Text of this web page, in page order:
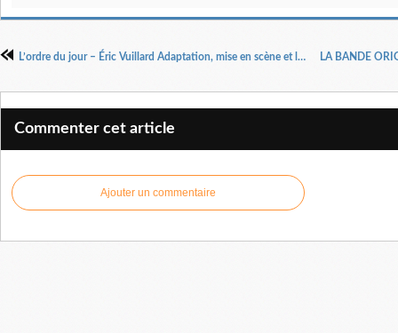
L’ordre du jour – Éric Vuillard Adaptation, mise en scène et lumière : Jean Bellorini
Commenter cet article
Ajouter un commentaire